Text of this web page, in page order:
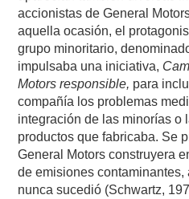
accionistas de General
aquella ocasión, el
grupo minoritario,
impulsaba una iniciativa,
Motors responsible, para
compañía los problemas
integración de las minorías o
productos que fabricaba. Se
General Motors construyera
de emisiones contaminantes,
nunca sucedió (Schwartz,